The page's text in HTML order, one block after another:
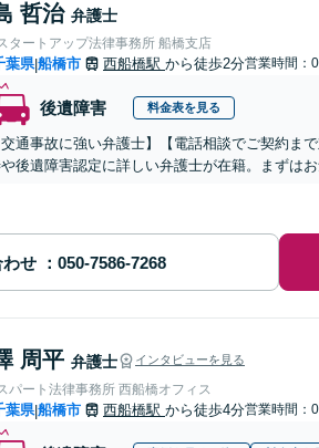
哲治 弁護士
タートアップ法律事務所 船橋支店
葉県|船橋市 西船橋駅 から徒歩2分営業時間：
後遺障害 料金表を見る
交通事故に強い弁護士】【電話相談でご契約ま
後遺障害認定に詳しい弁護士が在籍。まずは
わせ
周平 弁護士 インタビューを見る
パート法律事務所 西船橋オフィス
葉県|船橋市 西船橋駅 から徒歩4分営業時間：